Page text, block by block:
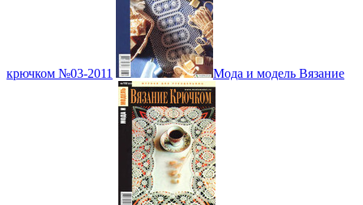
крючком №03-2011 Мода и модель Вязание